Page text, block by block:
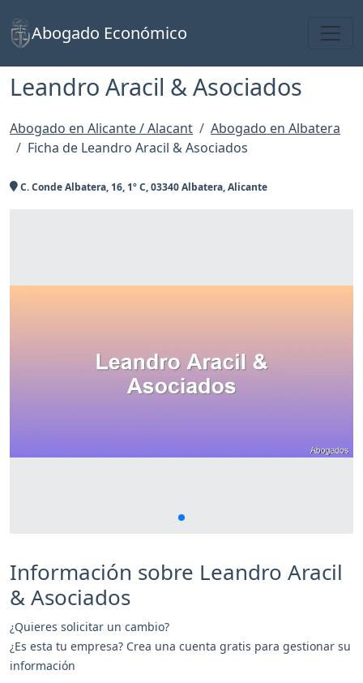
Abogado Económico
Leandro Aracil & Asociados
Abogado en Alicante / Alacant
Abogado en Albatera
Ficha de Leandro Aracil & Asociados
C. Conde Albatera, 16, 1º C, 03340 Albatera, Alicante
Información sobre Leandro Aracil
& Asociados
¿Quieres solicitar un cambio?
¿Es esta tu empresa? Crea una cuenta gratis para gestionar su
información